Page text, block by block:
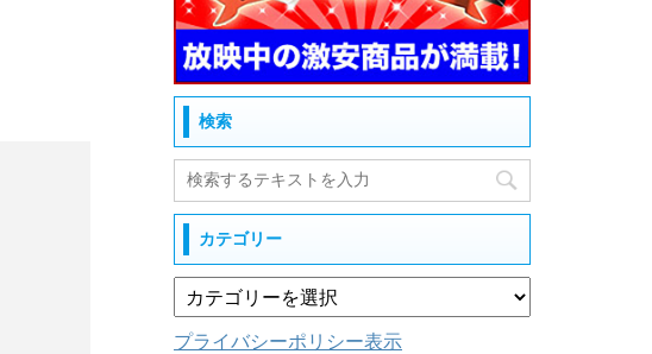
検索
カテゴリー
プライバシーポリシー表示